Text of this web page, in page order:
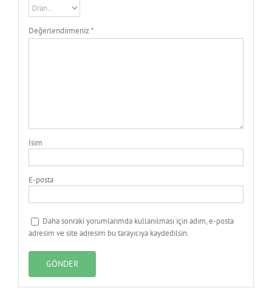
Değerlendirmeniz*
İsim
E-posta
Daha sonraki yorumlarımda kullanılması için adım, e-posta
adresim ve site adresim bu tarayıcıya kaydedilsin.